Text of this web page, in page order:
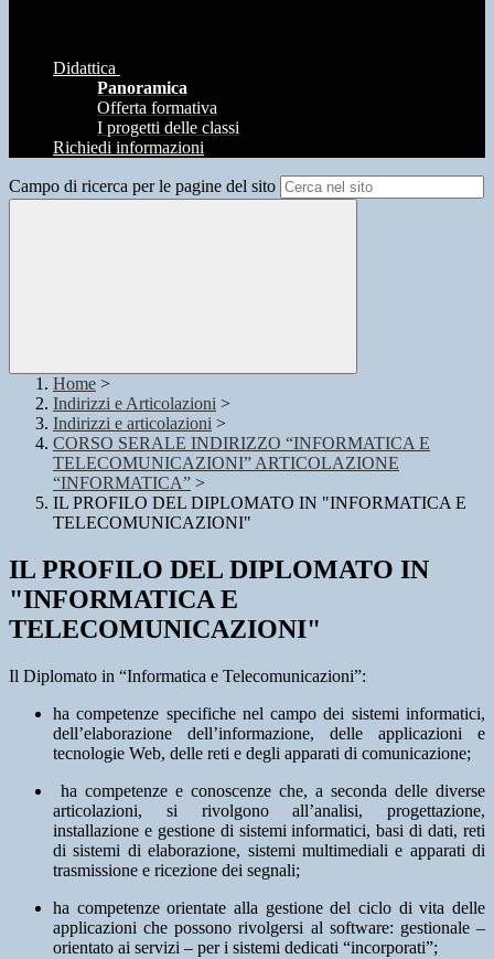
Didattica
Panoramica
Offerta formativa
I progetti delle classi
Richiedi informazioni
Campo di ricerca per le pagine del sito
Home >
Indirizzi e Articolazioni >
Indirizzi e articolazioni >
CORSO SERALE INDIRIZZO “INFORMATICA E
TELECOMUNICAZIONI” ARTICOLAZIONE
“INFORMATICA” >
IL PROFILO DEL DIPLOMATO IN "INFORMATICA E
TELECOMUNICAZIONI"
IL PROFILO DEL DIPLOMATO IN
"INFORMATICA E
TELECOMUNICAZIONI"
Il Diplomato in “Informatica e Telecomunicazioni”:
ha competenze specifiche nel campo dei sistemi informatici,
dell’elaborazione dell’informazione, delle applicazioni e
tecnologie Web, delle reti e degli apparati di comunicazione;
ha competenze e conoscenze che, a seconda delle diverse
articolazioni, si rivolgono all’analisi, progettazione,
installazione e gestione di sistemi informatici, basi di dati, reti
di sistemi di elaborazione, sistemi multimediali e apparati di
trasmissione e ricezione dei segnali;
ha competenze orientate alla gestione del ciclo di vita delle
applicazioni che possono rivolgersi al software: gestionale –
orientato ai servizi – per i sistemi dedicati “incorporati”;